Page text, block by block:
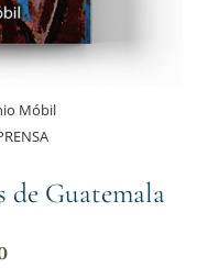
Móbil
de Guatemala